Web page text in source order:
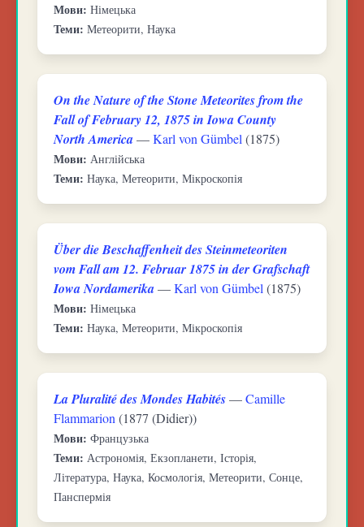
Мови: Німецька
Теми: Метеорити, Наука
On the Nature of the Stone Meteorites from the
Fall of February 12, 1875 in Iowa County
North America—Karl von Gümbel (1875)
Мови: Англійська
Теми: Наука, Метеорити, Мікроскопія
Über die Beschaffenheit des Steinmeteoriten
vom Fall am 12. Februar 1875 in der Grafschaft
Iowa Nordamerika—Karl von Gümbel (1875)
Мови: Німецька
Теми: Наука, Метеорити, Мікроскопія
La Pluralité des Mondes Habités—Camille
Flammarion (1877 (Didier))
Мови: Французька
Теми: Астрономія, Екзопланети, Історія,
Література, Наука, Космологія, Метеорити, Сонце,
Панспермія